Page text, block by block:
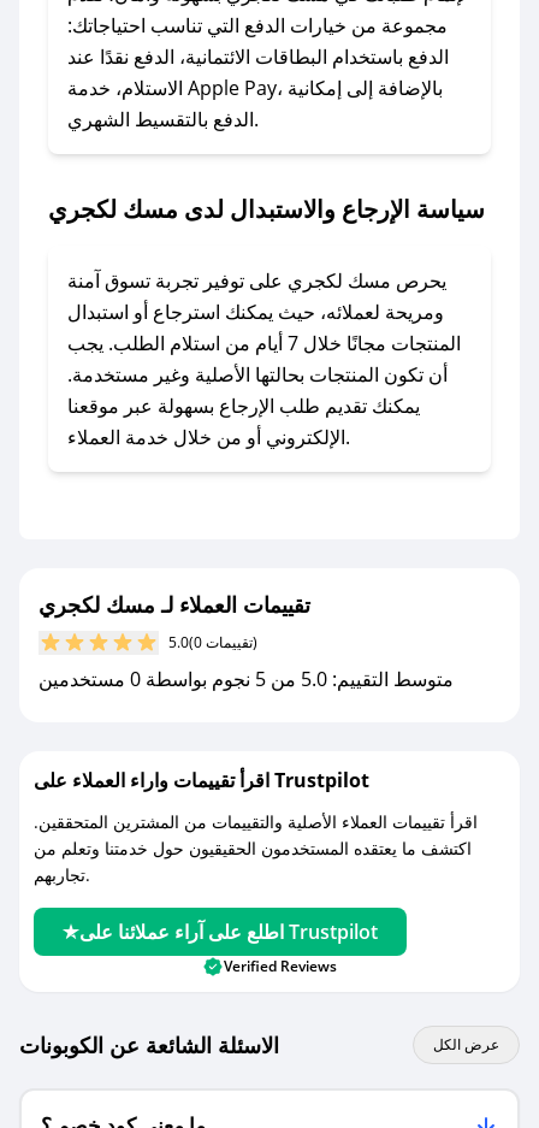
الرسائل الخاصة على تويتر أو البريد الإلكتروني،
وسنقوم بحل المشكلة في أسرع وقت ممكن.
### ماذا أفعل إذا لم أجد كود خصم لمتجري
المفضل؟
مراسلتنا مباشرة وسنعمل على توفير الكوبونات في
### كيف تحصل على كوبونات خصم حصرية من
مسك لكجري؟
للحصول على كوبونات وخصومات حصرية، قم بما
يلي:
- اضغط على أيقونة متابعة لمتجر مسك لكجري في
جديد.
مع صحصح، تسوق بذكاء ووفّر على كل مشترياتك مع
كوبونات خصم حصرية من مسك لكجري!
مجموعة من خيارات الدفع التي تناسب احتياجاتك:
الدفع باستخدام البطاقات الائتمانية، الدفع نقدًا عند
الاستلام، خدمة Apple Pay، بالإضافة إلى إمكانية
الدفع بالتقسيط الشهري.
سياسة الإرجاع والاستبدال لدى مسك لكجري
يحرص مسك لكجري على توفير تجربة تسوق آمنة
ومريحة لعملائه، حيث يمكنك استرجاع أو استبدال
المنتجات مجانًا خلال 7 أيام من استلام الطلب. يجب
أن تكون المنتجات بحالتها الأصلية وغير مستخدمة.
يمكنك تقديم طلب الإرجاع بسهولة عبر موقعنا
الإلكتروني أو من خلال خدمة العملاء.
تقييمات العملاء لـ مسك لكجري
5.0 (0 تقييمات)
متوسط التقييم: 5.0 من 5 نجوم بواسطة 0 مستخدمين
اقرأ تقييمات واراء العملاء على Trustpilot
اقرأ تقييمات العملاء الأصلية والتقييمات من المشترين المتحققين.
اكتشف ما يعتقده المستخدمون الحقيقيون حول خدمتنا وتعلم من
تجاربهم.
اطلع على آراء عملائنا على Trustpilot
Verified Reviews
الاسئلة الشائعة عن الكوبونات عرض الكل